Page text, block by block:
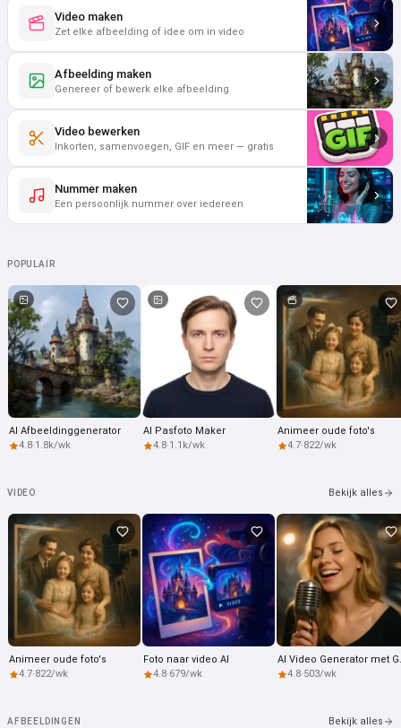
Video maken
Zet elke afbeelding of idee om in video
Afbeelding maken
Genereer of bewerk elke afbeelding
Video bewerken
Inkorten, samenvoegen, GIF en meer — gratis
Nummer maken
Een persoonlijk nummer over iedereen
POPULAIR
AI Afbeeldinggenerator
4.8·1.8k/wk
AI Pasfoto Maker
4.8·1.1k/wk
Animeer oude foto's
4.7·822/wk
VIDEO Bekijk alles
Animeer oude foto's
4.7·822/wk
Foto naar video AI
4.8·679/wk
AI
4.8·503/wk
AFBEELDINGEN Bekijk alles